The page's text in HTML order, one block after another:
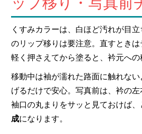
くすみカラーは、白ほど汚れが目
のリップ移りは要注意。直すとき
軽く押さえてから塗ると、衿元への
移動中は袖が濡れた路面に触れな
げるだけで安心。写真前は、衿の左
袖口の丸まりをサッと見ておけば
成になります。